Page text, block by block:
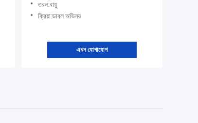
তরল:বায়ু
ক্রিয়া:ডাবল অভিনয়
এখন যোগাযোগ